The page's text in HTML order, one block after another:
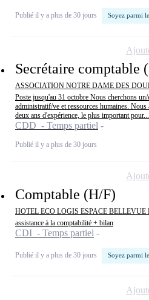
Publié il y a plus de 30 jours Soyez parmi
Secrétaire comptable
ASSOCIATION NOTRE DAME DES
Poste jusqu'au 31 octobre Nous cherchons un/
administratif/ve et ressources humaines.
deux ans d'expérience, le plus important pour...
CDD - Temps partiel
Publié il y a plus de 30 jours
Comptable (H/F)
HOTEL ECO LOGIS ESPACE BELLEVUE
assistance à la comptabilité + bilan
CDI - Temps partiel
Publié il y a plus de 30 jours Soyez parmi